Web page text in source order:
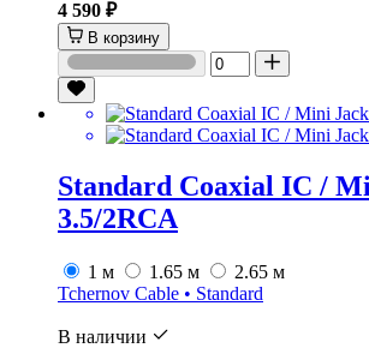
4 590 ₽
В корзину
Standard Coaxial IC /
3.5/2RCA
1 м 1.65 м
2.65 м
Tchernov Cable • Standard
В наличии